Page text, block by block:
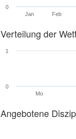
Jan Feb
0
Verteilung der
Mo
0
1
Angebotene